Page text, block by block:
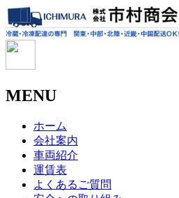
MENU
ホーム
会社案内
車両紹介
運賃表
よくあるご質問